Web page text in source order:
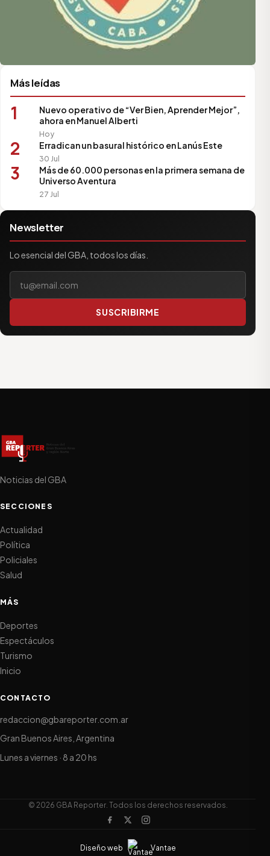
Más leídas
1
Nuevo operativo de “Ver Bien, Aprender Mejor”,
ahora en Manuel Alberti
Hoy
2 Erradican un basural histórico en Lanús Este
30 Jul
3
Más de 60.000 personas en la primera semana de
Universo Aventura
27 Jul
Newsletter
Lo esencial del GBA, todos los días.
SUSCRIBIRME
Noticias del GBA
SECCIONES
Actualidad
Política
Policiales
Salud
MÁS
Deportes
Espectáculos
Turismo
Inicio
CONTACTO
redaccion@gbareporter.com.ar
Gran Buenos Aires, Argentina
Lunes a viernes · 8 a 20 hs
© 2026 GBA Reporter. Todos los derechos reservados.
Diseño web Vantae